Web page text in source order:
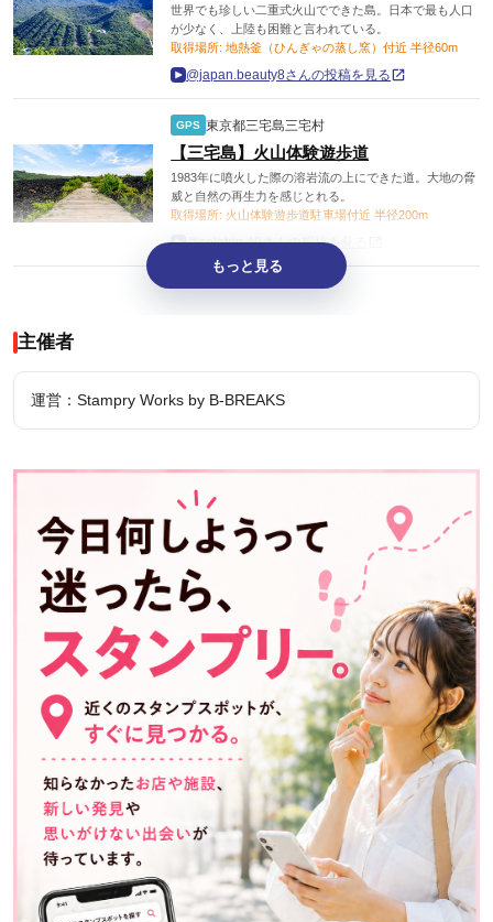
世界でも珍しい二重式火山でできた島。日本で最も人口
が少なく、上陸も困難と言われている。
取得場所: 地熱釜（ひんぎゃの蒸し窯）付近 半径60m
@japan.beauty8さんの投稿を見る
GPS 東京都三宅島三宅村
【三宅島】火山体験遊歩道
1983年に噴火した際の溶岩流の上にできた道。大地の脅
威と自然の再生力を感じとれる。
取得場所: 火山体験遊歩道駐車場付近 半径200m
@solotrip.40さんの投稿を見る
もっと見る
主催者
運営：Stampry Works by B-BREAKS